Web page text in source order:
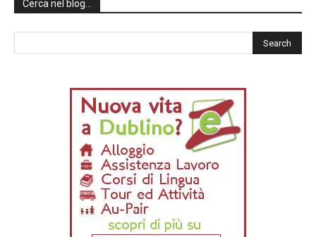
Cerca nel blog…